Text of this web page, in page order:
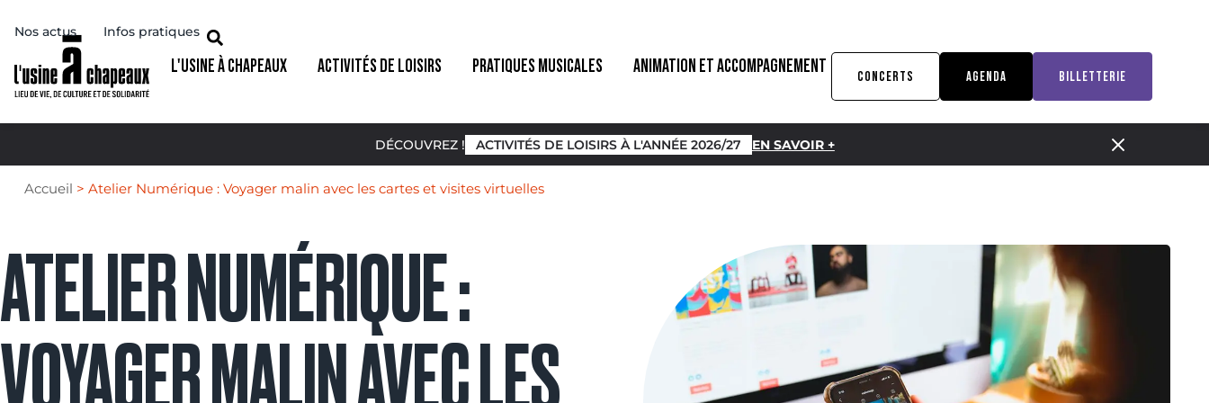
Nos actus Infos pratiques
L'USINE À CHAPEAUX ACTIVITÉS DE LOISIRS PRATIQUES MUSICALES ANIMATION ET ACCOMPAGNEMENT
CONCERTS AGENDA BILLETTERIE
DÉCOUVREZ ! ACTIVITÉS DE LOISIRS À L'ANNÉE 2026/27 EN SAVOIR +
Accueil > Atelier Numérique : Voyager malin avec les cartes et visites virtuelles
ATELIER NUMÉRIQUE :
VOYAGER MALIN AVEC LES